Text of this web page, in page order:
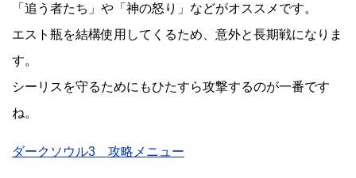
「追う者たち」や「神の怒り」などがオススメです。
エスト瓶を結構使用してくるため、意外と長期戦になりま
す。
シーリスを守るためにもひたすら攻撃するのが一番です
ね。
ダークソウル3 攻略メニュー